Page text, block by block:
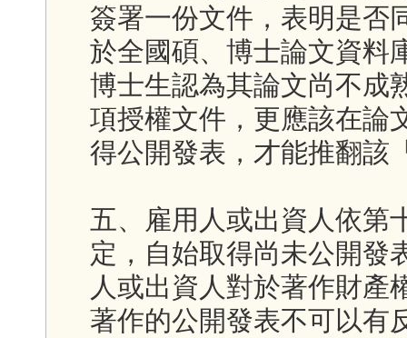
簽署一份文件，表明是否
於全國碩、博士論文資料
博士生認為其論文尚不成
項授權文件，更應該在論
得公開發表，才能推翻該
五、雇用人或出資人依第
定，自始取得尚未公開發
人或出資人對於著作財產
著作的公開發表不可以有